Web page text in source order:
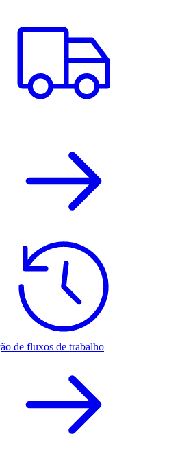
de fluxos de trabalho